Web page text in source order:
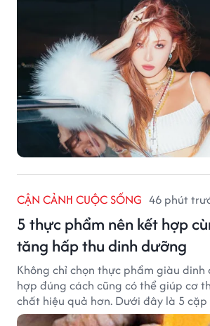
CẬN CẢNH CUỘC SỐNG 46 phút
5 thực phẩm nên kết hợp
tăng hấp thu dinh dưỡng
Không chỉ chọn thực phẩm giàu dinh
hợp đúng cách cũng có thể giúp cơ
chất hiệu quả hơn. Dưới đây là 5
ăn cùng nhau để tối ưu giá trị dinh